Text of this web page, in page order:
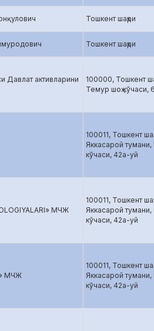
Тошкент шаҳри
Тошкент шаҳри
Давлат активларини
100000, Тошкент
Темур шоҳ кўчаси,
100011, Тошкент
Яккасарой
кўчаси, 42а-уй
МЧЖ
100011, Тошкент
Яккасарой
кўчаси, 42а-уй
МЧЖ
100011, Тошкент
Яккасарой
кўчаси, 42а-уй